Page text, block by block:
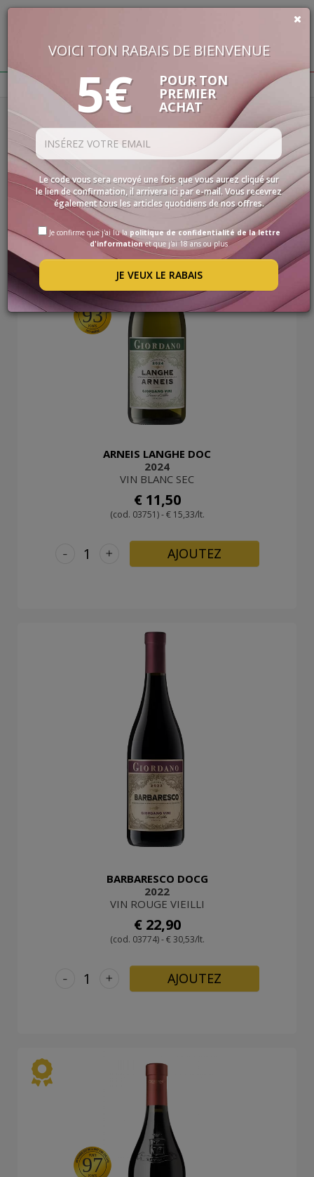
€
LES
SPÉCIALITÉS
SÉLECTIONS
ACCESSOIRES
PROMOS
PROMOTIONS
BLOG
Vins Piémont
PIÉMONT
93
ARNEIS LANGHE DOC
2024
VIN BLANC SEC
€ 11,50
(cod. 03751) - € 15,33/lt.
+
- AJOUTEZ
BARBARESCO DOCG
2022
VIN ROUGE VIEILLI
€ 22,90
(cod. 03774) - € 30,53/lt.
+
- AJOUTEZ
97
VOICI TON RABAIS DE BIENVENUE
5€ POUR TON
PREMIER
ACHAT
Le code vous sera envoyé une fois que vous aurez cliqué sur
le lien de confirmation, il arrivera ici par e-mail. Vous recevrez
également tous les articles quotidiens de nos offres.
Je confirme que j'ai lu la politique de confidentialité de la lettre
d'informationet que j'ai 18 ans ou plus
JE VEUX LE RABAIS